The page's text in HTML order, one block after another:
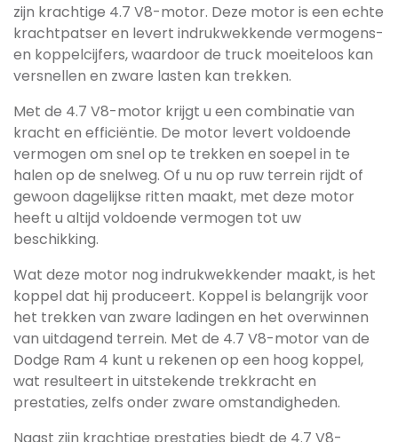
zijn krachtige 4.7 V8-motor. Deze motor is een echte
krachtpatser en levert indrukwekkende vermogens-
en koppelcijfers, waardoor de truck moeiteloos kan
versnellen en zware lasten kan trekken.
Met de 4.7 V8-motor krijgt u een combinatie van
kracht en efficiëntie. De motor levert voldoende
vermogen om snel op te trekken en soepel in te
halen op de snelweg. Of u nu op ruw terrein rijdt of
gewoon dagelijkse ritten maakt, met deze motor
heeft u altijd voldoende vermogen tot uw
beschikking.
Wat deze motor nog indrukwekkender maakt, is het
koppel dat hij produceert. Koppel is belangrijk voor
het trekken van zware ladingen en het overwinnen
van uitdagend terrein. Met de 4.7 V8-motor van de
Dodge Ram 4 kunt u rekenen op een hoog koppel,
wat resulteert in uitstekende trekkracht en
prestaties, zelfs onder zware omstandigheden.